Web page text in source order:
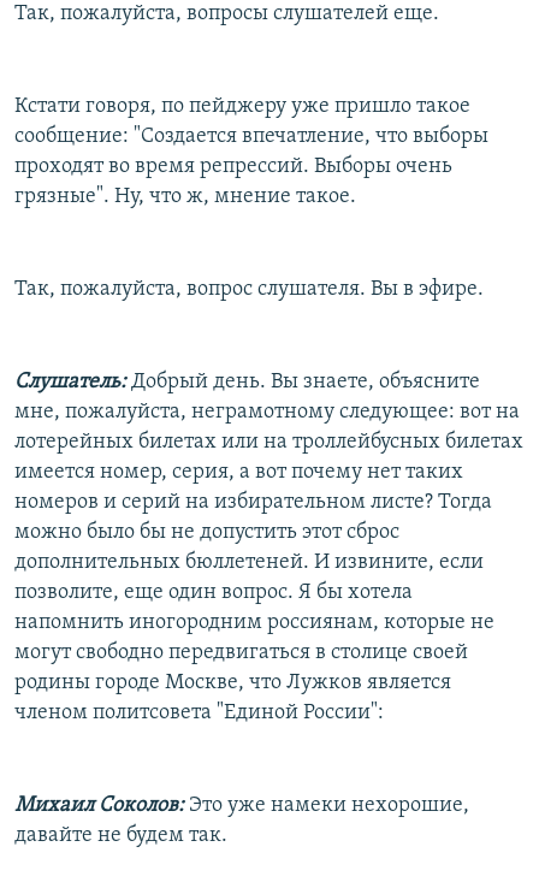
Так, пожалуйста, вопросы слушателей еще.
Кстати говоря, по пейджеру уже пришло такое
сообщение: "Создается впечатление, что выборы
проходят во время репрессий. Выборы очень
грязные". Ну, что ж, мнение такое.
Так, пожалуйста, вопрос слушателя. Вы в эфире.
Слушатель:Добрый день. Вы знаете, объясните
мне, пожалуйста, неграмотному следующее: вот на
лотерейных билетах или на троллейбусных билетах
имеется номер, серия, а вот почему нет таких
номеров и серий на избирательном листе? Тогда
можно было бы не допустить этот сброс
дополнительных бюллетеней. И извините, если
позволите, еще один вопрос. Я бы хотела
напомнить иногородним россиянам, которые не
могут свободно передвигаться в столице своей
родины городе Москве, что Лужков является
членом политсовета "Единой России":
Михаил Соколов:Это уже намеки нехорошие,
давайте не будем так.